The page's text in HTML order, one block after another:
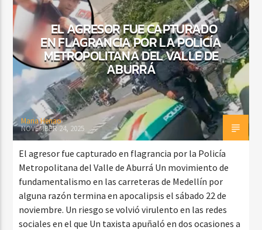
EL AGRESOR FUE CAPTURADO
EN FLAGRANCIA POR LA POLICÍA
METROPOLITANA DEL VALLE DE
ABURRÁ
Maria Henao
NOVEMBER 24, 2025
El agresor fue capturado en flagrancia por la Policía
Metropolitana del Valle de Aburrá Un movimiento de
fundamentalismo en las carreteras de Medellín por
alguna razón termina en apocalipsis el sábado 22 de
noviembre. Un riesgo se volvió virulento en las redes
sociales en el que Un taxista apuñaló en dos ocasiones a